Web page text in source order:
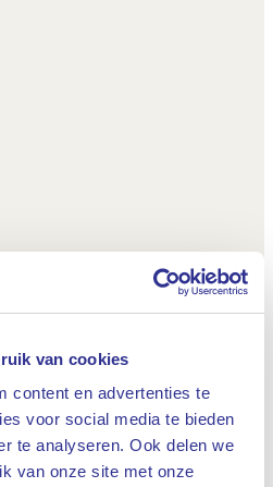
van cookies
content en advertenties te
voor social media te bieden
te analyseren. Ook delen we
van onze site met onze